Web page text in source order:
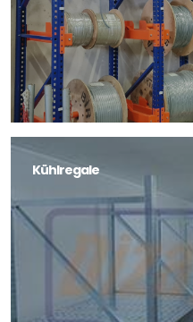
Kühlregale